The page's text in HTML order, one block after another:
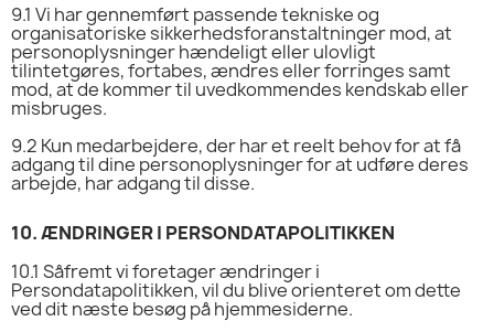
9.1 Vi har gennemført passende tekniske og
organisatoriske sikkerhedsforanstaltninger mod, at
personoplysninger hændeligt eller ulovligt
tilintetgøres, fortabes, ændres eller forringes samt
mod, at de kommer til uvedkommendes kendskab eller
misbruges.
9.2 Kun medarbejdere, der har et reelt behov for at få
adgang til dine personoplysninger for at udføre deres
arbejde, har adgang til disse.
10.ÆNDRINGER I PERSONDATAPOLITIKKEN
10.1 Såfremt vi foretager ændringer i
Persondatapolitikken, vil du blive orienteret om dette
ved dit næste besøg på hjemmesiderne.